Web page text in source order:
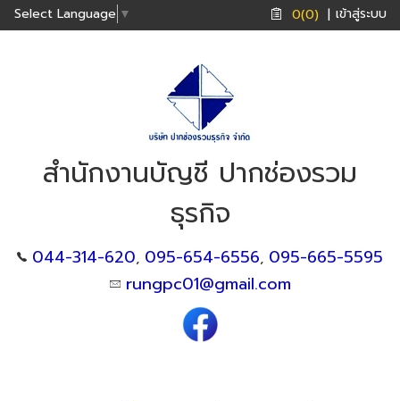
Select Language ▼ 0(0) | เข้าสู่ระบบ
สำนักงานบัญชี ปากช่องรวม
ธุรกิจ
044-314-620, 095-654-6556, 095-665-5595
rungpc01@gmail.com